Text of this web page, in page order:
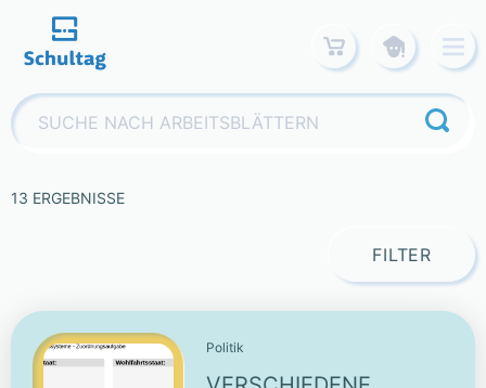
content
Suchen
nach:
13 ERGEBNISSE
FILTER
Politik